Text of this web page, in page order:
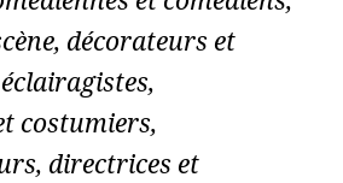
décorateurs et
costumiers,
directrices et